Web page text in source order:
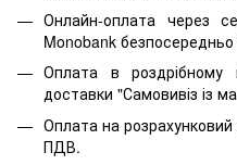
Онлайн-оплата через
Monobank безпосередньо
Оплата в роздрібному
доставки "Самовивіз із
Оплата на
ПДВ.